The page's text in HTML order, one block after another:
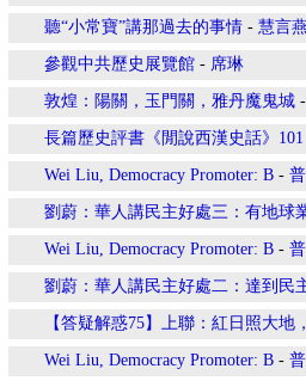
聽“小常寶”講那過去的事情 - 慧言
參觀中共歷史展覽館 - 席琳
敦煌：陽關，玉門關，雅丹魔鬼城 -
長篇歷史評書《閒說西漢史話》101
Wei Liu, Democracy Promoter: B -
劉蔚：華人講民主好處三：有地球
Wei Liu, Democracy Promoter: B -
劉蔚：華人講民主好處二：達到民
【答疑解惑75】上聯：紅日照大地
Wei Liu, Democracy Promoter: B -